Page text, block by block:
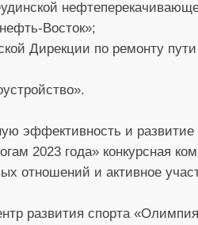
Восток»;
Дирекции по ремонту
эффективность и развитие
2023 года» конкурсная
отношений и активное
развития спорта